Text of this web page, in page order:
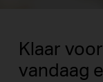
Klaar
vandaag